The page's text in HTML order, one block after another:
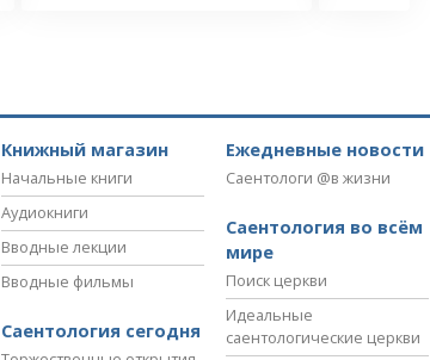
Книжный магазин
Начальные книги
Аудиокниги
Вводные лекции
Вводные фильмы
Саентология сегодня
Ежедневные новости
Саентологи @в жизни
Саентология во всём
мире
Поиск церкви
Идеальные
саентологические церкви